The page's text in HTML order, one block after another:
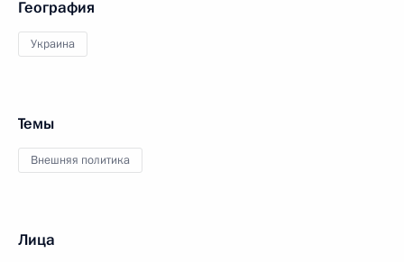
География
Украина
Темы
Внешняя политика
Лица